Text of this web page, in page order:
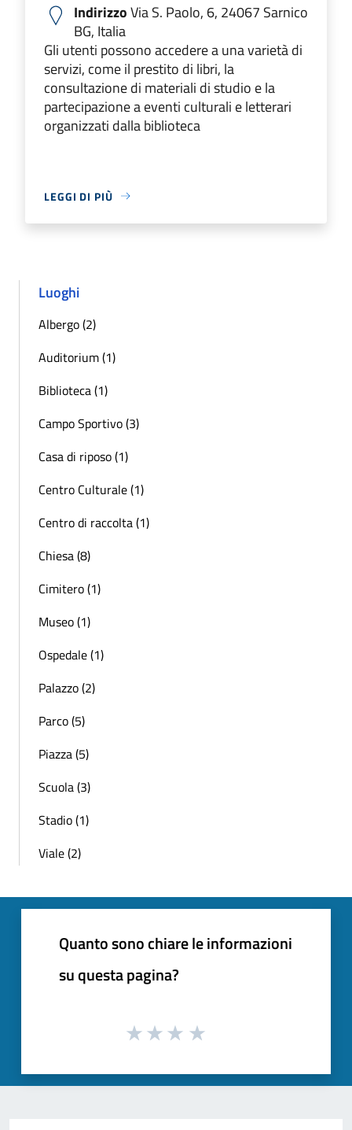
IndirizzoVia S. Paolo, 6, 24067 Sarnico
BG, Italia
Gli utenti possono accedere a una varietà di
servizi, come il prestito di libri, la
consultazione di materiali di studio e la
partecipazione a eventi culturali e letterari
organizzati dalla biblioteca
LEGGI DI PIÙ
Luoghi
Albergo (2)
Auditorium (1)
Biblioteca (1)
Campo Sportivo (3)
Casa di riposo (1)
Centro Culturale (1)
Centro di raccolta (1)
Chiesa (8)
Cimitero (1)
Museo (1)
Ospedale (1)
Palazzo (2)
Parco (5)
Piazza (5)
Scuola (3)
Stadio (1)
Viale (2)
Quanto sono chiare le informazioni
su questa pagina?